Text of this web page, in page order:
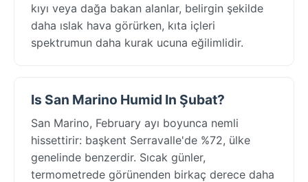
kıyı veya dağa bakan alanlar, belirgin şekilde
daha ıslak hava görürken, kıta içleri
spektrumun daha kurak ucuna eğilimlidir.
Is San Marino Humid In Şubat?
San Marino, February ayı boyunca nemli
hissettirir: başkent Serravalle'de %72, ülke
genelinde benzerdir. Sıcak günler,
termometrede görünenden birkaç derece daha